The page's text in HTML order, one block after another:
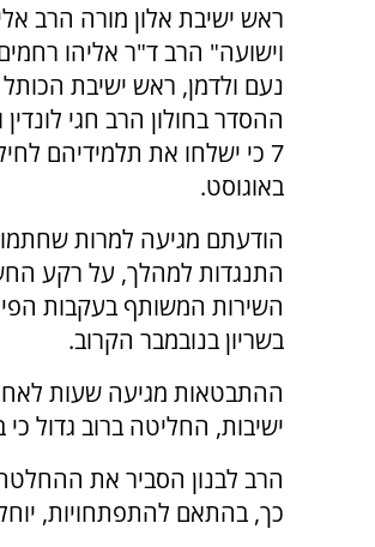
ראש ישיבת אלון מורה הרב
וישועה" הרב ד"ר אליהו
נעם ולדמן, ראש ישיבת הכותל
ההסדר בחולון הרב חגי
7 כי ישלחו את תלמידיהם
באוגוסט.
הודעתם מגיעה למרות
התנגדות למהלך, על רקע
השירות המשותף בעקבות
בשריון בנובמבר הקרוב.
ישיבות, החליטה ברוב גדול
הרב לבנון הסביר את
כך, בהתאם להתפתחויות,